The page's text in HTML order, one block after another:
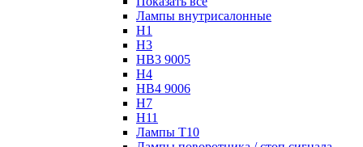
Лампы внутрисалонные
H1
H3
HB3 9005
H4
HB4 9006
H7
H11
Лампы Т10